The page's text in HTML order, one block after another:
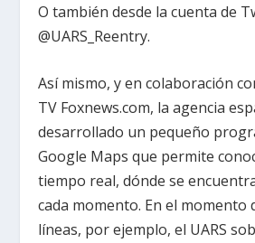
O también desde la cuenta de
@UARS_Reentry.
Así mismo, y en colaboración
TV Foxnews.com, la agencia
desarrollado un pequeño
Google Maps que permite
tiempo real, dónde se
cada momento. En el momento
líneas, por ejemplo, el UARS